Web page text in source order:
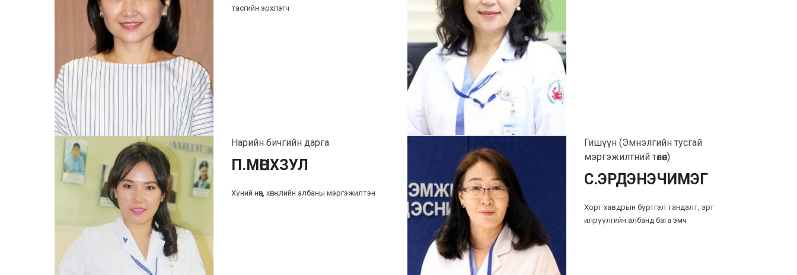
тасгийн эрхлэгч
Нарийн бичгийн дарга
П.МӨНХЗУЛ
Хүний нөөц, хөгжлийн албаны мэргэжилтэн
Гишүүн (Эмнэлгийн тусгай
мэргэжилтний төлөөл)
С.ЭРДЭНЭЧИМЭГ
Хорт хавдрын бүртгэл тандалт, эрт
илрүүлгийн албанд бага эмч